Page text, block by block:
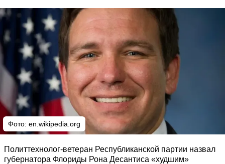
Фото: en.wikipedia.org
Политтехнолог-ветеран Республиканской партии назвал
губернатора Флориды Рона Десантиса «худшим»